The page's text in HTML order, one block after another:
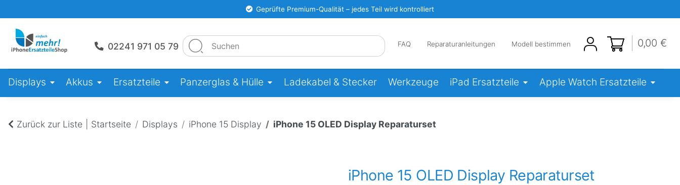
Geprüfte Premium-Qualität – jedes Teil wird kontrolliert
02241 971 05 79 FAQ Reparaturanleitungen Modell bestimmen 0,00 €
Displays Akkus Ersatzteile Panzerglas & Hülle Ladekabel & Stecker Werkzeuge iPad Ersatzteile Apple Watch Ersatzteile
Zurück zur Liste Startseite Displays iPhone 15 Display iPhone 15 OLED Display Reparaturset
iPhone 15 OLED Display Reparaturset